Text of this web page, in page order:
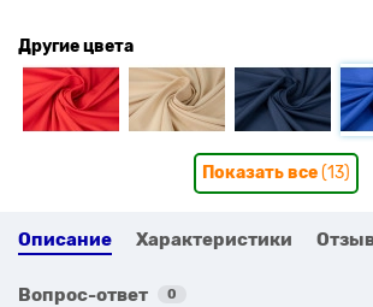
Другие цвета
Показать все(13)
Описание Характеристики
Вопрос-ответ 0